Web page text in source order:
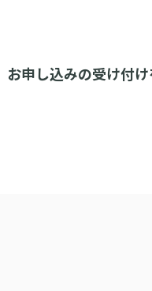
お申し込みの受け付け